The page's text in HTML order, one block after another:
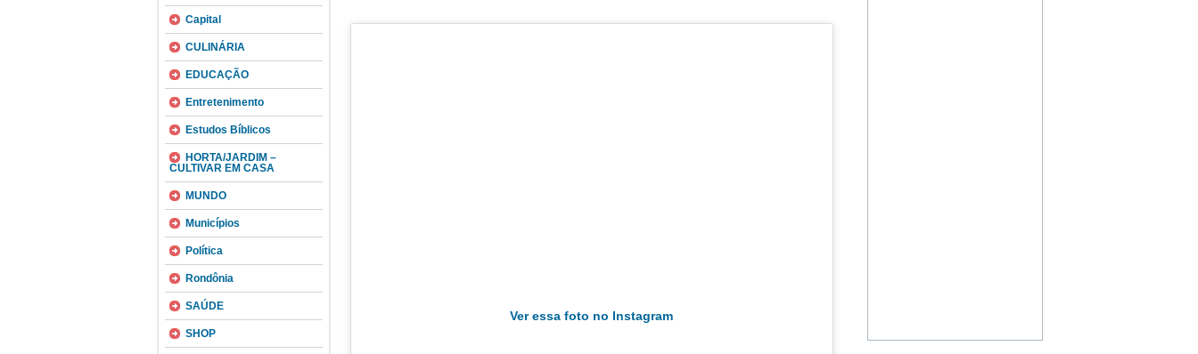
Capital
CULINÁRIA
EDUCAÇÃO
Entretenimento
Estudos Bíblicos
HORTA/JARDIM –
CULTIVAR EM CASA
MUNDO
Municípios
Política
Rondônia
SAÚDE
SHOP
Ver essa foto no Instagram